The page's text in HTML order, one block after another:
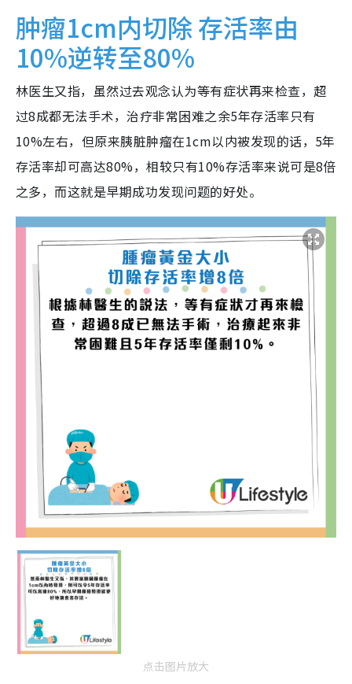
肿瘤1cm内切除 存活率由
10%逆转至80%
林医生又指，虽然过去观念认为等有症状再来检查，超
过8成都无法手术，治疗非常困难之余5年存活率只有
10%左右，但原来胰脏肿瘤在1cm以内被发现的话，5年
存活率却可高达80%，相较只有10%存活率来说可是8倍
之多，而这就是早期成功发现问题的好处。
点击图片放大